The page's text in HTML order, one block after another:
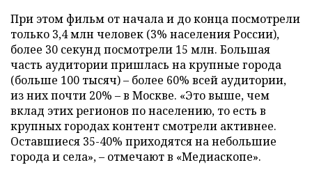
При этом фильм от начала и до конца посмотрели
только 3,4 млн человек (3% населения России),
более 30 секунд посмотрели 15 млн. Большая
часть аудитории пришлась на крупные города
(больше 100 тысяч) – более 60% всей аудитории,
из них почти 20% – в Москве. «Это выше, чем
вклад этих регионов по населению, то есть в
крупных городах контент смотрели активнее.
Оставшиеся 35-40% приходятся на небольшие
города и села», – отмечают в «Медиаскопе».